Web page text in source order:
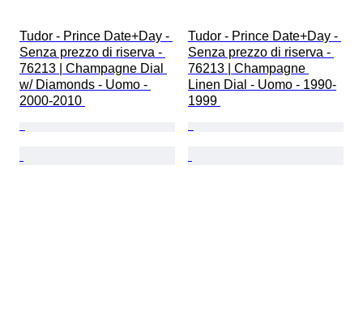
Tudor - Prince Date+Day -
Senza prezzo di riserva -
76213 | Champagne Dial
w/ Diamonds - Uomo -
2000-2010
Tudor - Prince Date+Day -
Senza prezzo di riserva -
76213 | Champagne
Linen Dial - Uomo - 1990-
1999